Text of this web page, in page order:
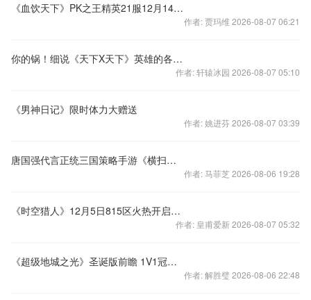
《血饮天下》PK之王精英21服12月14日火爆开服
作者: 贾玛维 2026-08-07 06:21
你的锅！细说《天下X天下》英雄的各路背锅命
作者: 轩辕冰园 2026-08-07 05:10
《男神日记》限时体力大赠送
作者: 姚进芬 2026-08-07 03:39
唐国强代言正统三国策略手游《横扫千军》12月3日公测
作者: 马菲芝 2026-08-06 19:28
《时空猎人》12月5日815区火热开启王者归来
作者: 皇甫爱新 2026-08-07 05:32
《超级地城之光》圣诞版前瞻 1V1冠军赛即将打响！
作者: 解胜璧 2026-08-06 22:48